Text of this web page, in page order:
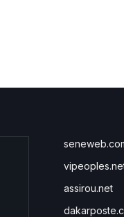
assirou.net